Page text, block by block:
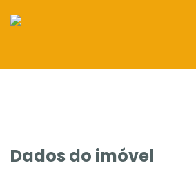
Dados do imóvel